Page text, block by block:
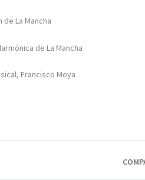
La Mancha
de La Mancha
Francisco Moya